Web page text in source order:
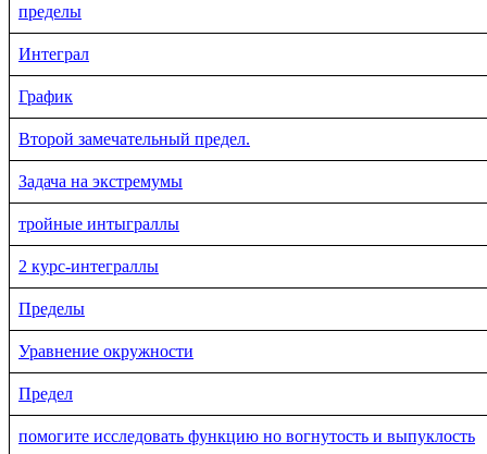
пределы
Интеграл
График
Второй замечательный предел.
Задача на экстремумы
тройные интыграллы
2 курс-интеграллы
Пределы
Уравнение окружности
Предел
помогите исследовать функцию но вогнутость и выпуклость